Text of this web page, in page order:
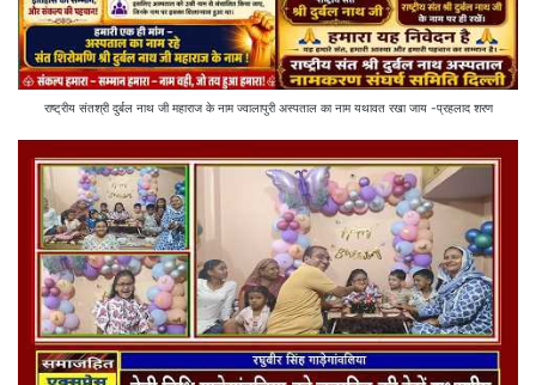
राष्ट्रीय संतश्री दुर्बल नाथ जी महाराज के नाम ज्वालापुरी अस्पताल का नाम यथावत रखा जाय -प्रहलाद शरण